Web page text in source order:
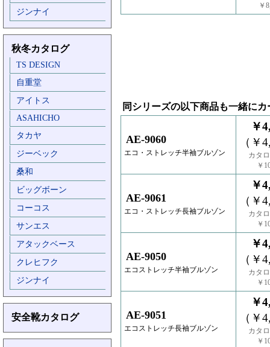
ジンナイ
秋冬カタログ
TS DESIGN
自重堂
アイトス
ASAHICHO
タカヤ
ジーベック
桑和
ビッグボーン
コーコス
サンエス
アタックベース
クレヒフク
ジンナイ
安全靴カタログ
￥
同シリーズの以下商品も一緒に
AE-9060
エコ・ストレッチ半袖ブルゾン
￥
（￥
カタ
￥
AE-9061
エコ・ストレッチ長袖ブルゾン
￥
（￥
カタ
￥
AE-9050
エコストレッチ半袖ブルゾン
￥
（￥
カタ
￥
AE-9051
エコストレッチ長袖ブルゾン
￥
（￥
カタ
￥